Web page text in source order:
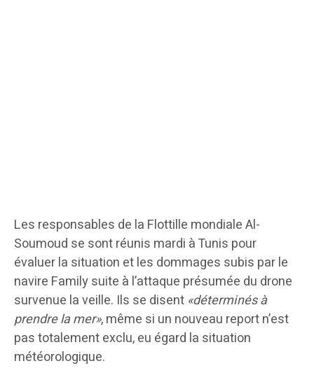
Les responsables de la Flottille mondiale Al-
Soumoud se sont réunis mardi à Tunis pour
évaluer la situation et les dommages subis par le
navire Family suite à l’attaque présumée du drone
survenue la veille. Ils se disent «déterminés à
prendre la mer», même si un nouveau report n’est
pas totalement exclu, eu égard la situation
météorologique.